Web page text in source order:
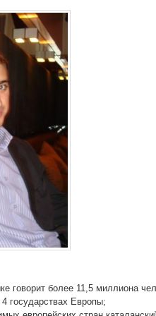
гово­рит более 11,5 мил­ли­о­на
госу­дар­ствах Европы;